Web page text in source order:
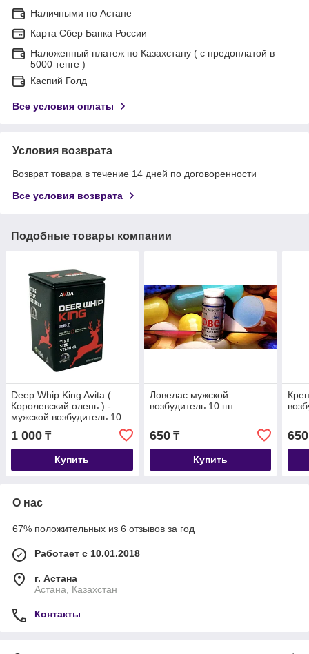
Наличными по Астане
Карта Сбер Банка России
Наложенный платеж по Казахстану ( с предоплатой в
5000 тенге )
Каспий Голд
Все условия оплаты
Условия возврата
Возврат товара в течение 14 дней по договоренности
Все условия возврата
Подобные товары компании
Deep Whip King Avita (
Королевский олень ) -
мужской возбудитель 10
1 000 ₸
Купить
Ловелас мужской
возбудитель 10 шт
650₸
Купить
650
О нас
67% положительных из 6 отзывов за год
Работает с 10.01.2018
г. Астана
Астана, Казахстан
Контакты